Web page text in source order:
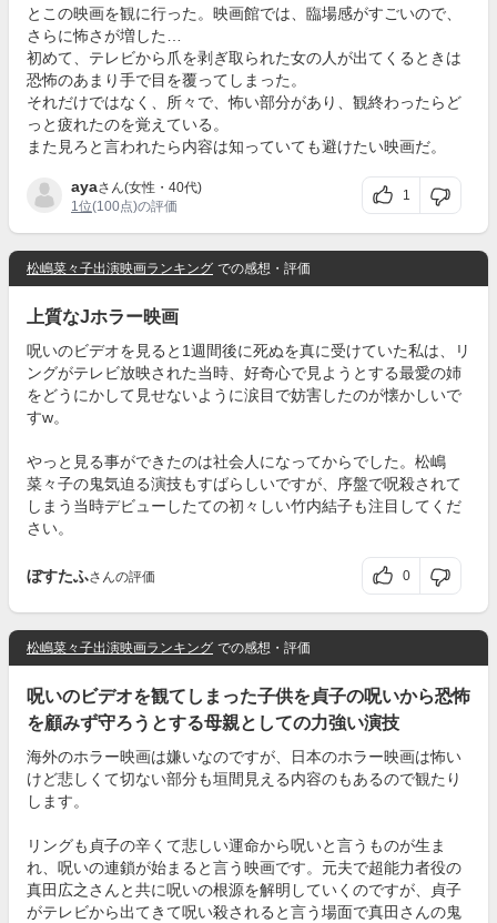
とこの映画を観に行った。映画館では、臨場感がすごいので、
さらに怖さが増した…
初めて、テレビから爪を剥ぎ取られた女の人が出てくるときは
恐怖のあまり手で目を覆ってしまった。
それだけではなく、所々で、怖い部分があり、観終わったらど
っと疲れたのを覚えている。
また見ろと言われたら内容は知っていても避けたい映画だ。
ayaさん(女性・40代)
1位(100点)の評価
1
松嶋菜々子出演映画ランキング での感想・評価
上質なJホラー映画
呪いのビデオを見ると1週間後に死ぬを真に受けていた私は、リ
ングがテレビ放映された当時、好奇心で見ようとする最愛の姉
をどうにかして見せないように涙目で妨害したのが懐かしいで
すw。
やっと見る事ができたのは社会人になってからでした。松嶋
菜々子の鬼気迫る演技もすばらしいですが、序盤で呪殺されて
しまう当時デビューしたての初々しい竹内結子も注目してくだ
さい。
ぼすたふさんの評価 0
松嶋菜々子出演映画ランキング での感想・評価
呪いのビデオを観てしまった子供を貞子の呪いから恐怖
を顧みず守ろうとする母親としての力強い演技
海外のホラー映画は嫌いなのですが、日本のホラー映画は怖い
けど悲しくて切ない部分も垣間見える内容のもあるので観たり
します。
リングも貞子の辛くて悲しい運命から呪いと言うものが生ま
れ、呪いの連鎖が始まると言う映画です。元夫で超能力者役の
真田広之さんと共に呪いの根源を解明していくのですが、貞子
がテレビから出てきて呪い殺されると言う場面で真田さんの鬼